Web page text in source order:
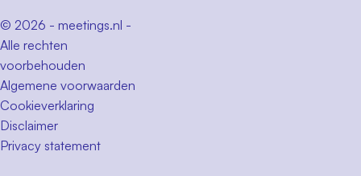
© 2026 - meetings.nl -
Alle rechten
voorbehouden
Algemene voorwaarden
Cookieverklaring
Disclaimer
Privacy statement